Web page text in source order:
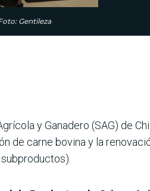
Gentileza
y Ganadero (SAG) de
de carne bovina y la